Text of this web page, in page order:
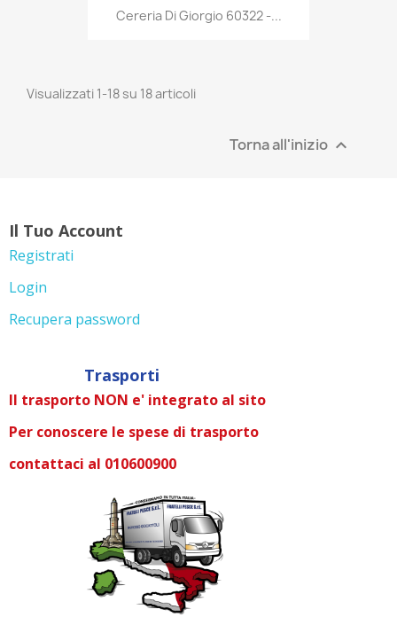
Anteprima
Cereria Di Giorgio 60322 -...
Visualizzati 1-18 su 18 articoli
Torna all'inizio 
Il Tuo Account
Registrati
Login
Recupera password
Trasporti
Il trasporto NON e' integrato al sito
Per conoscere le spese di trasporto
contattaci al 010600900